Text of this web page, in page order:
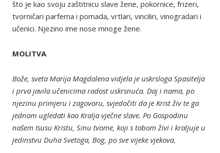
što je kao svoju zaštitnicu slave žene, pokornice, frizeri,
tvorničari parfema i pomada, vrtlari, vinciliri, vinogradari i
učenici. Njezino ime nose mnoge žene.
MOLITVA
Bože, sveta Marija Magdalena vidjela je uskrsloga Spasitelja
i prva javila učenicima radost uskrsnuća. Daj i nama, po
njezinu primjeru i zagovoru, svjedočiti da je Krist živ te ga
jednom ugledati kao Kralja vječne slave. Po Gospodinu
našem Isusu Kristu, Sinu tvome, koji s tobom živi i kraljuje u
jedinstvu Duha Svetoga, Bog, po sve vijeke vjekova.